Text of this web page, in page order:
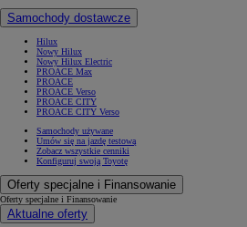
Samochody dostawcze
Hilux
Nowy Hilux
Nowy Hilux Electric
PROACE Max
PROACE
PROACE Verso
PROACE CITY
PROACE CITY Verso
Samochody używane
Umów się na jazdę testową
Zobacz wszystkie cenniki
Konfiguruj swoją Toyotę
Oferty specjalne i Finansowanie
Oferty specjalne i Finansowanie
Aktualne oferty